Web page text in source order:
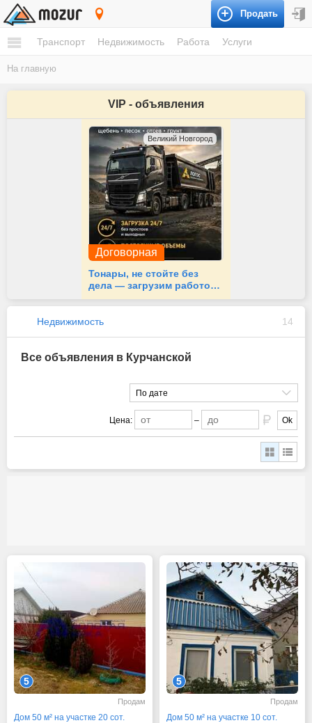
Продать
Транспорт Недвижимость Работа Услуги
На главную
VIP - объявления
Великий Новгород
Договорная
Тонары, не стойте без
дела — загрузим работой
24/7
Недвижимость 14
Все объявления в Курчанской
По дате
Цена: – Ok
5
Продам
Дом 50 м² на участке 20 сот.
5
Продам
Дом 50 м² на участке 10 сот.